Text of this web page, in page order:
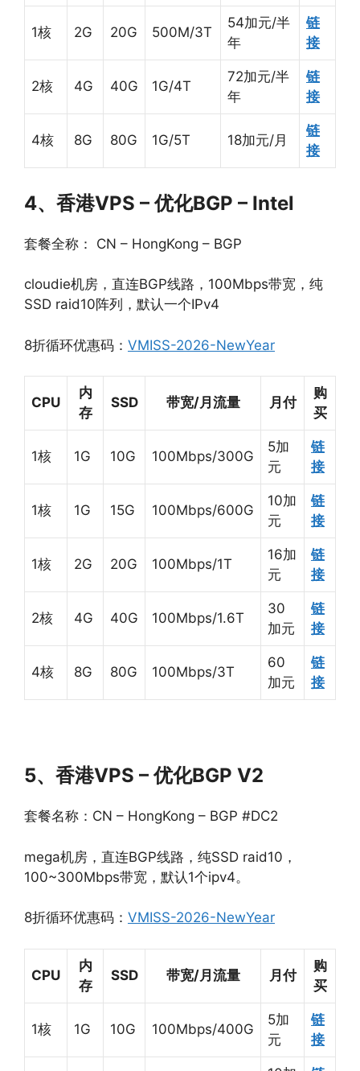
1核 2G 20G 500M/3T
54加元/半
年
链
接
2核 4G 40G 1G/4T
72加元/半
年
链
接
4核 8G 80G 1G/5T 18加元/月
链
接
4、香港VPS – 优化BGP – Intel
套餐全称： CN – HongKong – BGP
cloudie机房，直连BGP线路，100Mbps带宽，纯
SSD raid10阵列，默认一个IPv4
8折循环优惠码： VMISS-2026-NewYear
CPU
内
存
SSD 带宽/月流量 月付
购
买
1核 1G 10G 100Mbps/300G
5加
元
链
接
1核 1G 15G 100Mbps/600G
10加
元
链
接
1核 2G 20G 100Mbps/1T
16加
元
链
接
2核 4G 40G 100Mbps/1.6T
30
加元
链
接
4核 8G 80G 100Mbps/3T
60
加元
链
接
5、香港VPS – 优化BGP V2
套餐名称：CN – HongKong – BGP #DC2
mega机房，直连BGP线路，纯SSD raid10，
100~300Mbps带宽，默认1个ipv4。
8折循环优惠码： VMISS-2026-NewYear
CPU
内
存
SSD 带宽/月流量 月付
购
买
1核 1G 10G 100Mbps/400G
5加
元
链
接